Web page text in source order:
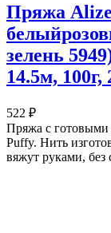
Пряжа
зелень
14.5м,
522 ₽
Пряжа с готовыми
Puffy. Нить
вяжут руками,